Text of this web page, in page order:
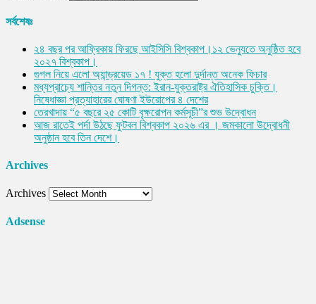
সর্বশেষঃ
২৪ বছর পর আফ্রিকায় ফিরছে আইসিসি বিশ্বকাপ।১২ ভেন্যুতে অনুষ্ঠিত হবে
২০২৭ বিশ্বকাপ।
গুগল নিয়ে এলো অ্যান্ড্রয়েড ১৭ ! যুক্ত হলো দুর্দান্ত অনেক ফিচার
মধ্যপ্রাচ্যে শান্তির নতুন দিগন্ত: ইরান-যুক্তরাষ্ট্র ঐতিহাসিক চুক্তি।
নিষেধাজ্ঞা প্রত্যাহারের ঘোষণা ইউরোপের ৪ দেশের
তেরখাদায় “৫ বছরে ২৫ কোটি বৃক্ষরোপন কর্মসূচী”র শুভ উদ্বোধন
আজ রাতেই পর্দা উঠছে ফুটবল বিশ্বকাপ ২০২৬ এর । জমকালো উদ্বোধনী
অনুষ্ঠান হবে তিন দেশে।
Archives
Archives
Adsense